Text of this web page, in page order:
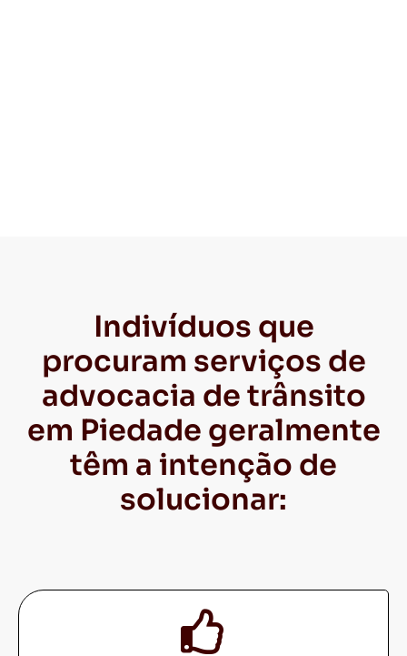
Indivíduos que
procuram serviços de
advocacia de trânsito
em Piedade geralmente
têm a intenção de
solucionar: